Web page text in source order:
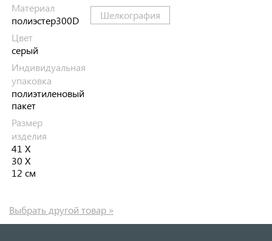
Материал
полиэстер300D
Цвет
серый
Индивидуальная
упаковка
полиэтиленовый
пакет
Размер
изделия
41 Х
30 Х
12 см
Шелкография
Выбрать другой товар »